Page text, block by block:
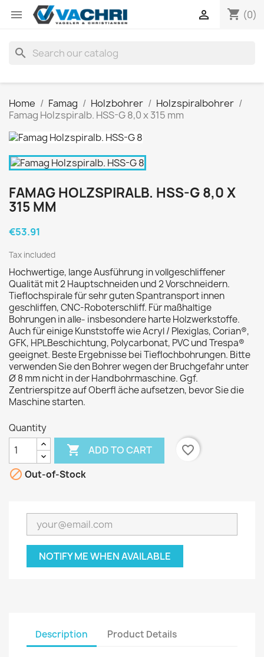
 shopping_cart (0)

search
Home Famag Holzbohrer
Holzspiralbohrer
Famag Holzspiralb. HSS-G 8,0 x 315 mm
FAMAG HOLZSPIRALB. HSS-G 8,0 X
315 MM
€53.91
Tax included
Hochwertige, lange Ausführung in vollgeschliffener
Qualität mit 2 Hauptschneiden und 2 Vorschneidern.
Tieflochspirale für sehr guten Spantransport innen
geschliffen, CNC-Roboterschliff. Für maßhaltige
Bohrungen in alle- insbesondere harte Holzwerkstoffe.
Auch für einige Kunststoffe wie Acryl / Plexiglas, Corian®,
GFK, HPLBeschichtung, Polycarbonat, PVC und Trespa®
geeignet. Beste Ergebnisse bei Tieflochbohrungen. Bitte
verwenden Sie den Bohrer wegen der Bruchgefahr unter
Ø 8 mm nicht in der Handbohrmaschine. Ggf.
Zentrierspitze auf Oberfl äche aufsetzen, bevor Sie die
Maschine starten.
Quantity
 ADD TO CART
favorite_border
 Out-of-Stock
NOTIFY ME WHEN AVAILABLE
Description Product Details